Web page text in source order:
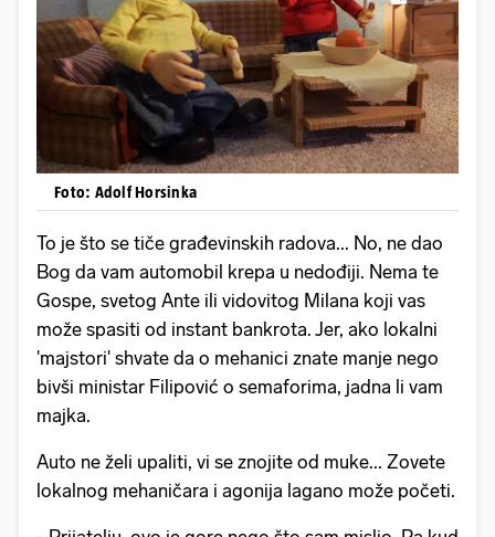
Foto: Adolf Horsinka
To je što se tiče građevinskih radova... No, ne dao
Bog da vam automobil krepa u nedođiji. Nema te
Gospe, svetog Ante ili vidovitog Milana koji vas
može spasiti od instant bankrota. Jer, ako lokalni
'majstori' shvate da o mehanici znate manje nego
bivši ministar Filipović o semaforima, jadna li vam
majka.
Auto ne želi upaliti, vi se znojite od muke... Zovete
lokalnog mehaničara i agonija lagano može početi.